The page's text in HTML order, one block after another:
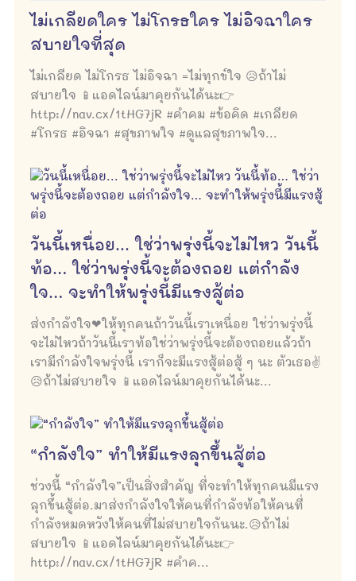
ไม่เกลียดใคร ไม่โกรธใคร ไม่อิจฉาใคร
สบายใจที่สุด
ไม่เกลียด ไม่โกรธ ไม่อิจฉา =ไม่ทุกข์ใจ 😥ถ้าไม่
สบายใจ 📱แอดไลน์มาคุยกันได้นะ👉
http://nav.cx/1tHG7jR #คำคม #ข้อคิด #เกลียด
#โกรธ #อิจฉา #สุขภาพใจ #ดูแลสุขภาพใจ...
วันนี้เหนื่อย... ใช่ว่าพรุ่งนี้จะไม่ไหว วันนี้
ท้อ… ใช่ว่าพรุ่งนี้จะต้องถอย แต่กำลัง
ใจ… จะทำให้พรุ่งนี้มีแรงสู้ต่อ
ส่งกำลังใจ❤ให้ทุกคนถ้าวันนี้เราเหนื่อย ใช่ว่าพรุ่งนี้
จะไม่ไหวถ้าวันนี้เราท้อใช่ว่าพรุ่งนี้จะต้องถอยแล้วถ้า
เรามีกำลังใจพรุ่งนี้ เราก็จะมีแรงสู้ต่อสู้ ๆ นะ ตัวเธอ✌
😥ถ้าไม่สบายใจ 📱แอดไลน์มาคุยกันได้นะ...
“กำลังใจ” ทำให้มีแรงลุกขึ้นสู้ต่อ
ช่วงนี้ “กำลังใจ”เป็นสิ่งสำคัญ ที่จะทำให้ทุกคนมีแรง
ลุกขึ้นสู้ต่อ.มาส่งกำลังใจให้คนที่กำลังท้อให้คนที่
กำลังหมดหวังให้คนที่ไม่สบายใจกันนะ.😥ถ้าไม่
สบายใจ 📱แอดไลน์มาคุยกันได้นะ👉
http://nav.cx/1tHG7jR #คำค...